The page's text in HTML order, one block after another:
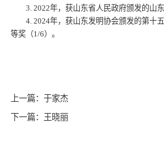
3. 2022年，获山东省人民政府颁发的山
4. 2024年，获山东发明协会颁发的第十
等奖（1/6）。
上一篇：于家杰
下一篇：王晓丽